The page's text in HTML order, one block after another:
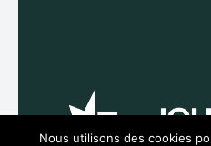
Nous utilisons des cookies